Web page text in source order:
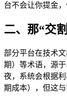
台不会让你提金
二、那“交
部分平台在技术文
期）等术语，源
夜，系统会根据
期成本），但这与